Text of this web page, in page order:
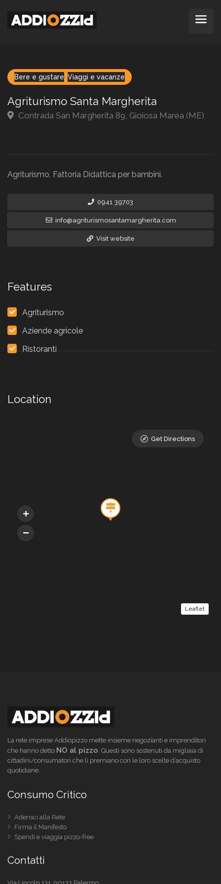
Bere e gustare, Viaggi e vacanze
Agriturismo Santa Margherita
Contrada San Margherita 89, Gioiosa Marea (ME)
Agriturismo, Fattoria Didattica per bambini.
0941 39703
info@agriturismosantamargherita.com
Visit website
Features
Agriturismo
Aziende agricole
Ristoranti
Location
Leaflet
Get Directions
La rete imprese Addiopizzo mette insieme negozianti e imprenditori
che hanno detto NO al pizzo. Questi sono sostenuti da migliaia di
cittadini/consumatori che li premiano con le loro scelte d’acquisto
quotidiane.
Consumo Critico
Aderisci alla Rete
Firma il Manifesto
Spendi e viaggia pizzo-free
Contatti